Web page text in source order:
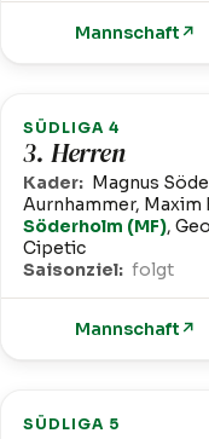
Mannschaft ↗
SÜDLIGA 4
3. Herren
Kader: Magnus
Aurnhammer, Maxim
Söderholm (MF),
Cipetic
Saisonziel: folgt
Mannschaft ↗
SÜDLIGA 5